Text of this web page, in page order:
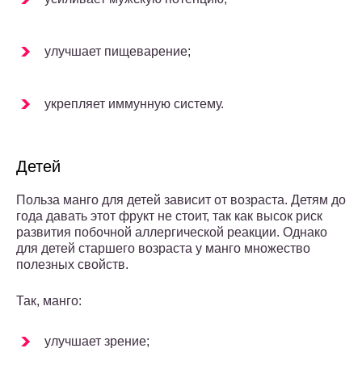
улучшает пищеварение;
укрепляет иммунную систему.
Детей
Польза манго для детей зависит от возраста. Детям до
года давать этот фрукт не стоит, так как высок риск
развития побочной аллергической реакции. Однако
для детей старшего возраста у манго множество
полезных свойств.
Так, манго:
улучшает зрение;